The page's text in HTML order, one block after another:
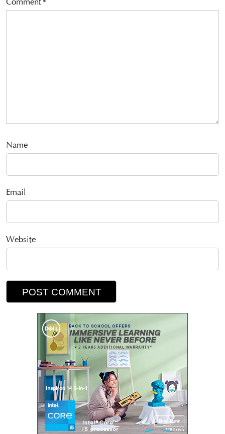
Comment*
Name
Email
Website